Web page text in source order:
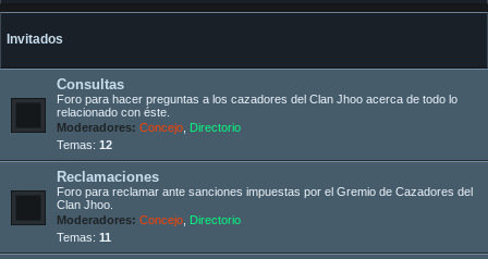
Invitados
Consultas
Foro para hacer preguntas a los cazadores del Clan Jhoo acerca de todo lo
relacionado con éste.
Moderadores: Concejo Directorio
Temas: 12
Reclamaciones
Foro para reclamar ante sanciones impuestas por el Gremio de Cazadores del
Clan Jhoo.
Moderadores: Concejo Directorio
Temas: 11